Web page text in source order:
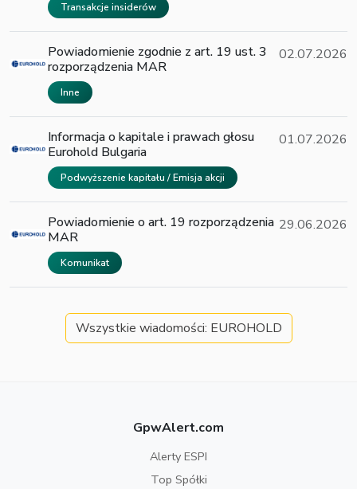
Transakcje insiderów
Powiadomienie zgodnie z art. 19 ust. 3
rozporządzenia MAR
Inne
02.07.2026
Informacja o kapitale i prawach głosu
Eurohold Bulgaria
Podwyższenie kapitału / Emisja akcji
01.07.2026
Powiadomienie o art. 19 rozporządzenia
MAR
Komunikat
29.06.2026
Wszystkie wiadomości: EUROHOLD
GpwAlert.com
Alerty ESPI
Top Spółki